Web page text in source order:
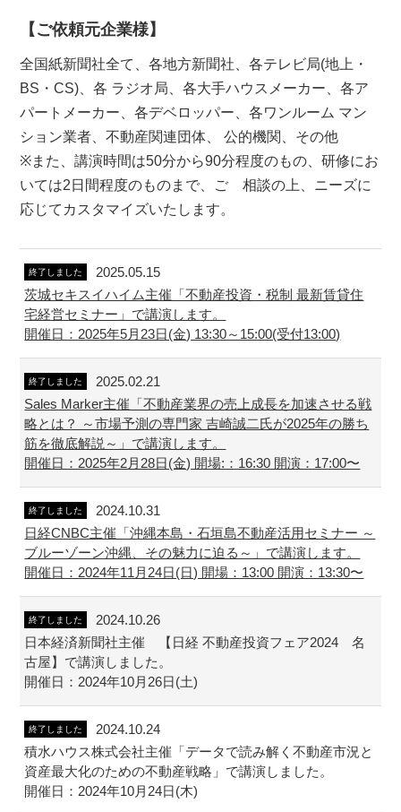
【ご依頼元企業様】
全国紙新聞社全て、各地方新聞社、各テレビ局(地上・
BS・CS)、各 ラジオ局、各大手ハウスメーカー、各ア
パートメーカー、各デベロッパー、各ワンルーム マン
ション業者、不動産関連団体、 公的機関、その他
※また、講演時間は50分から90分程度のもの、研修にお
いては2日間程度のものまで、ご゙相談の上、ニーズに
応じてカスタマイズいたします。
終了しました
2025.05.15
茨城セキスイハイム主催「不動産投資・税制 最新賃貸住
宅経営セミナー」で講演します。
開催日：2025年5月23日(金) 13:30～15:00(受付13:00)
終了しました
2025.02.21
Sales Marker主催「不動産業界の売上成長を加速させる戦
略とは？ ～市場予測の専門家 吉崎誠二氏が2025年の勝ち
筋を徹底解説～」で講演します。
開催日：2025年2月28日(金) 開場:：16:30 開演：17:00〜
終了しました
2024.10.31
日経CNBC主催「沖縄本島・石垣島不動産活用セミナー ～
ブルーゾーン沖縄、その魅力に迫る～」で講演します。
開催日：2024年11月24日(日) 開場：13:00 開演：13:30〜
終了しました
2024.10.26
日本経済新聞社主催 【日経 不動産投資フェア2024 名
古屋】で講演しました。
開催日：2024年10月26日(土)
終了しました
2024.10.24
積水ハウス株式会社主催「データで読み解く不動産市況と
資産最大化のための不動産戦略」で講演しました。
開催日：2024年10月24日(木)